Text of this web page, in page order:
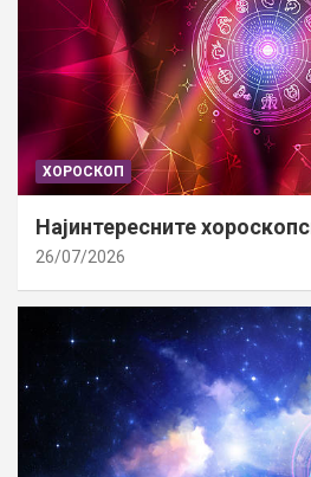
ХОРОСКОП
Најинтересните
26/07/2026